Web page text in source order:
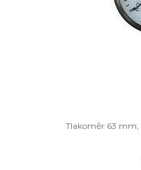
Tlakoměr 63 mm,